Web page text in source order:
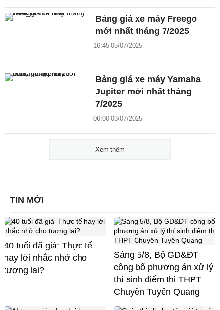
Bảng giá xe máy Freego
mới nhất tháng 7/2025
16:45 05/07/2025
Bảng giá xe máy Yamaha
Jupiter mới nhất tháng
7/2025
06:00 03/07/2025
Xem thêm
TIN MỚI
40 tuổi đã già: Thực tế
hay lời nhắc nhở cho
tương lai?
Sáng 5/8, Bộ GD&ĐT
công bố phương án xử lý
thí sinh điểm thi THPT
Chuyên Tuyên Quang